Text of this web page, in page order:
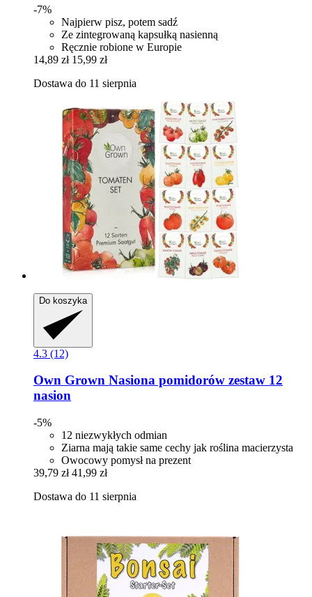
-7%
Najpierw pisz, potem sadź
Ze zintegrowaną kapsułką nasienną
Ręcznie robione w Europie
14,89 zł 15,99 zł
Dostawa do 11 sierpnia
Do koszyka
4.3 (12)
Own Grown Nasiona pomidorów zestaw 12
nasion
-5%
12 niezwykłych odmian
Ziarna mają takie same cechy jak roślina macierzysta
Owocowy pomysł na prezent
39,79 zł 41,99 zł
Dostawa do 11 sierpnia